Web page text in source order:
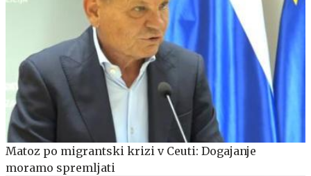
Matoz po migrantski krizi v Ceuti: Dogajanje
moramo spremljati